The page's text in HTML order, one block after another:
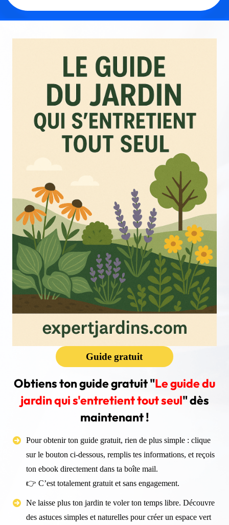
Guide gratuit
Obtiens ton guide gratuit "Le guide du
jardin qui s'entretient tout seul" dès
maintenant !
Pour obtenir ton guide gratuit, rien de plus simple : clique
sur le bouton ci-dessous, remplis tes informations, et reçois
ton ebook directement dans ta boîte mail.
👉 C’est totalement gratuit et sans engagement.
Ne laisse plus ton jardin te voler ton temps libre. Découvre
des astuces simples et naturelles pour créer un espace vert